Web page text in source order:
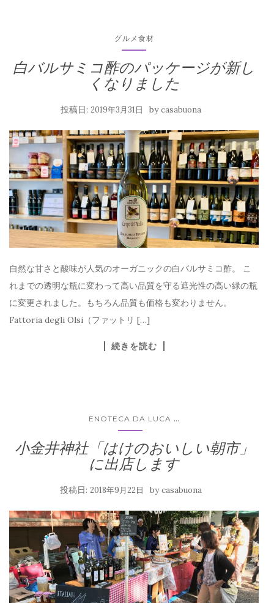
グルメ食材
白バルサミコ酢のパッケージが新し
くなりました
投稿日: 2019年3月31日 bycasabuona
自然な甘さと酸味が人気のオーガニックの白バルサミコ酢。 こ
れまでの透明な瓶に変わって高い品質を守る遮光性の高い緑の瓶
に変更されました。もちろん品質も価格も変わりません。
Fattoria degli Olsi（ファットリ […]
続きを読む
ENOTECA DA LUCA ...
小金井神社「はけのおいしい朝市」
に出店します
投稿日: 2018年9月22日 bycasabuona